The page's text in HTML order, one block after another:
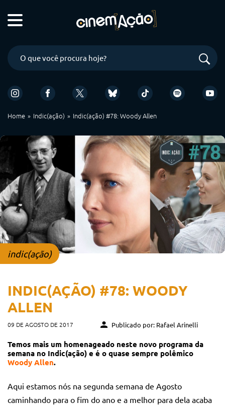
Home Indic(ação) Indic(ação) #78: Woody Allen
indic(ação)
INDIC(AÇÃO) #78: WOODY
ALLEN
09 DE AGOSTO DE 2017 Publicado por: Rafael Arinelli
Temos mais um homenageado neste novo programa da
semana no Indic(ação) e é o quase sempre polêmico
Woody Allen.
Aqui estamos nós na segunda semana de Agosto
caminhando para o fim do ano e a melhor para dela acaba